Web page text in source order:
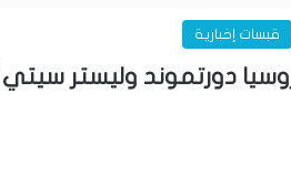
قبسات إخبارية
بروسيا دورتموند وليستر